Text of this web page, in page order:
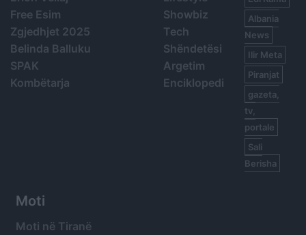
Free Esim
Zgjedhjet 2025
Belinda Balluku
SPAK
Kombëtarja
Showbiz
Tech
Shëndetësi
Argetim
Enciklopedi
Albania
News
Ilir Meta
Piranjat
gazeta,
tv,
portale
Sali
Berisha
Moti
Moti në Tiranë